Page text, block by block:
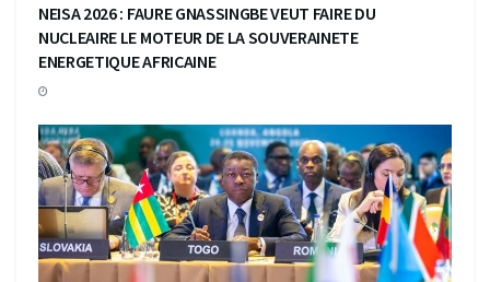
NEISA 2026 : FAURE GNASSINGBE VEUT FAIRE DU
NUCLEAIRE LE MOTEUR DE LA SOUVERAINETE
ENERGETIQUE AFRICAINE